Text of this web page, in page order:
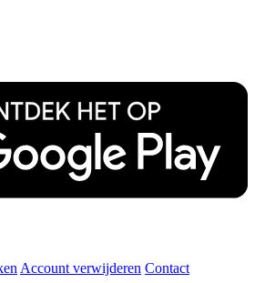
Account verwijderen Contact